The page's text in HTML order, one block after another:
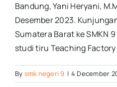
Bandung, Yani Heryani,
Desember 2023.
Sumatera Barat ke SMKN
studi tiru Teaching Factory
By smk negeri 9 | 4 December